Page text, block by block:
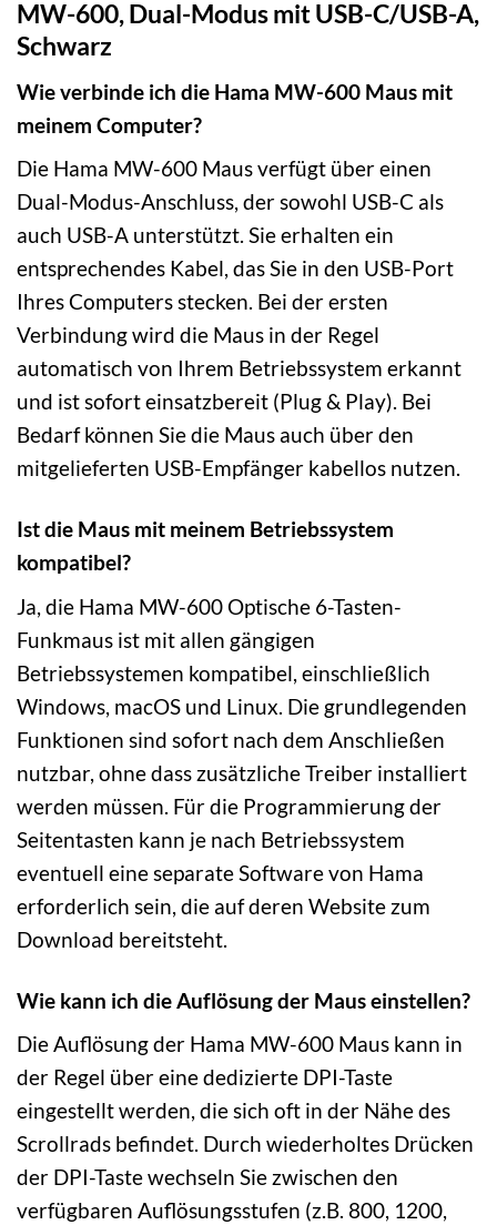
MW-600, Dual-Modus mit USB-C/USB-A,
Schwarz
Wie verbinde ich die Hama MW-600 Maus mit
meinem Computer?
Die Hama MW-600 Maus verfügt über einen
Dual-Modus-Anschluss, der sowohl USB-C als
auch USB-A unterstützt. Sie erhalten ein
entsprechendes Kabel, das Sie in den USB-Port
Ihres Computers stecken. Bei der ersten
Verbindung wird die Maus in der Regel
automatisch von Ihrem Betriebssystem erkannt
und ist sofort einsatzbereit (Plug & Play). Bei
Bedarf können Sie die Maus auch über den
mitgelieferten USB-Empfänger kabellos nutzen.
Ist die Maus mit meinem Betriebssystem
kompatibel?
Ja, die Hama MW-600 Optische 6-Tasten-
Funkmaus ist mit allen gängigen
Betriebssystemen kompatibel, einschließlich
Windows, macOS und Linux. Die grundlegenden
Funktionen sind sofort nach dem Anschließen
nutzbar, ohne dass zusätzliche Treiber installiert
werden müssen. Für die Programmierung der
Seitentasten kann je nach Betriebssystem
eventuell eine separate Software von Hama
erforderlich sein, die auf deren Website zum
Download bereitsteht.
Wie kann ich die Auflösung der Maus einstellen?
Die Auflösung der Hama MW-600 Maus kann in
der Regel über eine dedizierte DPI-Taste
eingestellt werden, die sich oft in der Nähe des
Scrollrads befindet. Durch wiederholtes Drücken
der DPI-Taste wechseln Sie zwischen den
verfügbaren Auflösungsstufen (z.B. 800, 1200,